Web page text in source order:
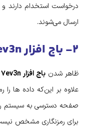
درخواست استخدام دارند
ارسال می‌شوند‌‌.
۲- باج افزار ۷ev3n
ظاهر شدن باج افزار ۷ev3n
علاوه بر این‌که داده‌ ها را
صفحه دسترسی به سیستم
برای رمزنگاری مشخص